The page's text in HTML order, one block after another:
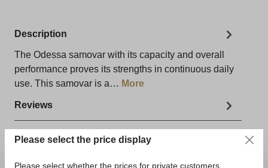
Description
The Odessa samovar with its capacity and overall
performance proves its strengths in continuous daily
use. This samovar is a… More
Reviews
Please select the price display
Please select whether the prices for private customers